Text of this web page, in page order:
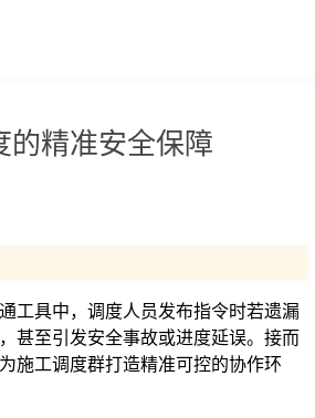
的精准安全保障
工具中，调度人员发布指令时若遗漏
甚至引发安全事故或进度延误。接而
施工调度群打造精准可控的协作环